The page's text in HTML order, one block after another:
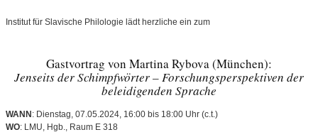
Institut für Slavische Philologie lädt herzliche ein zum
Gastvortrag von Martina Rybova (München):
Jenseits der Schimpfwörter – Forschungsperspektiven der
beleidigenden Sprache
WANN : Dienstag, 07.05.2024, 16:00 bis 18:00 Uhr (c.t.)
WO: LMU, Hgb., Raum E 318